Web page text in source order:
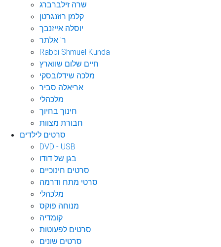
שרה זילברברג
קלמן רוזנגרטן
יוסלה אייזנבך
ר' אלתר
Rabbi Shmuel Kunda
חיים שלום שווארץ
מלכה שידלובסקי
אריאלה סביר
מלכהלי
חינוך בחיוך
חבורת מצוות
סרטים לילדים
DVD - USB
בגן של דודו
סרטים חינוכיים
סרטי מתח ודרמה
מלכהלי
מנוחה פוקס
קומדיה
סרטים לפעוטות
סרטים שונים